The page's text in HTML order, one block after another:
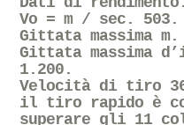
Vo = m / sec. 503.
Gittata massima
Gittata massima
1.200.
Velocità di tiro
il tiro rapido è
superare gli 11